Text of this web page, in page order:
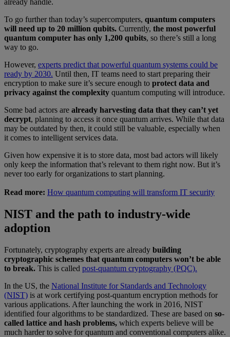
already handle.
To go further than today’s supercomputers, quantum computers
will need up to 20 million qubits. Currently, the most powerful
quantum computer has only 1,200 qubits, so there’s still a long
way to go.
However, experts predict that powerful quantum systems could be
ready by 2030. Until then, IT teams need to start preparing their
encryption to make sure it’s secure enough to protect data and
privacy against the complexity quantum computing will introduce.
Some bad actors are already harvesting data that they can’t yet
decrypt, planning to access it once quantum arrives. While that data
may be outdated by then, it could still be valuable, especially when
it comes to intelligent services data.
Given how expensive it is to store data, most bad actors will likely
only keep the information that’s relevant to them right now. But it’s
never too early for organizations to start planning.
Read more: How quantum computing will transform IT security
NIST and the path to industry-wide
adoption
Fortunately, cryptography experts are already building
cryptographic schemes that quantum computers won’t be able
to break. This is called post-quantum cryptography (PQC).
In the US, the National Institute for Standards and Technology
(NIST) is at work certifying post-quantum encryption methods for
various applications. After launching the work in 2016, NIST
identified four algorithms to be standardized. These are based on so-
called lattice and hash problems, which experts believe will be
much harder to solve for quantum and conventional computers alike.